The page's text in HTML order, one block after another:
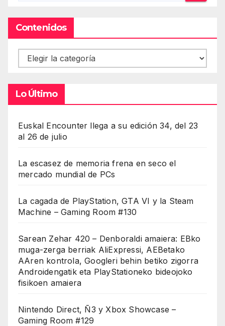
Contenidos
Contenidos
Lo Último
Euskal Encounter llega a su edición 34, del 23
al 26 de julio
La escasez de memoria frena en seco el
mercado mundial de PCs
La cagada de PlayStation, GTA VI y la Steam
Machine – Gaming Room #130
Sarean Zehar 420 – Denboraldi amaiera: EBko
muga-zerga berriak AliExpressi, AEBetako
AAren kontrola, Googleri behin betiko zigorra
Androidengatik eta PlayStationeko bideojoko
fisikoen amaiera
Nintendo Direct, Ñ3 y Xbox Showcase –
Gaming Room #129